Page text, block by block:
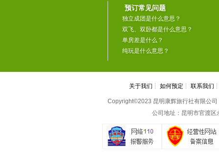
预订常见问题
独立成团是什么意思？
双飞、双卧都是什么意思？
单房差是什么？
纯玩是什么意思？
关于我们 ┆ 如何预定 ┆ 联系我们
Copyright©2023 昆明康辉旅行社有限公
公司地址：昆明市官渡